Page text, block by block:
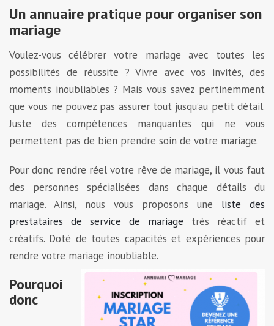
Un annuaire pratique pour organiser son
mariage
Voulez-vous célébrer votre mariage avec toutes les
possibilités de réussite ? Vivre avec vos invités, des
moments inoubliables ? Mais vous savez pertinemment
que vous ne pouvez pas assurer tout jusqu’au petit détail.
Juste des compétences manquantes qui ne vous
permettent pas de bien prendre soin de votre mariage.
Pour donc rendre réel votre rêve de mariage, il vous faut
des personnes spécialisées dans chaque détails du
mariage. Ainsi, nous vous proposons une liste des
prestataires de service de mariage très réactif et
créatifs. Doté de toutes capacités et expériences pour
rendre votre mariage inoubliable.
Pourquoi
donc